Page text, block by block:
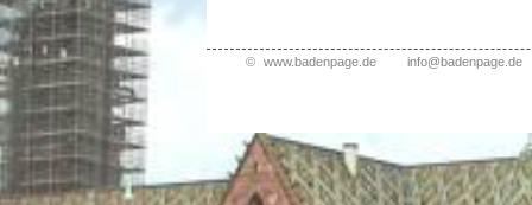
© www.badenpage.de info@badenpage.de